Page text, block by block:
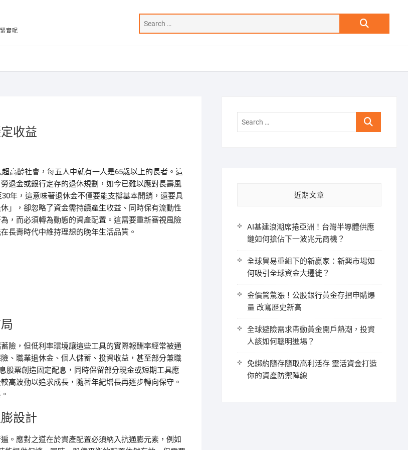
實呢
Search
收益
高齡社會，每五人中就有一人是65歲以上的長者。這
退金或銀行定存的退休規劃，如今已難以應對長壽風
年，這意味著退休金不僅要能支撐基本開銷，還要具
」，卻忽略了資金需持續產生收益、同時保有流動性
，而必須轉為動態的資產配置。這需要重新審視風險
長壽時代中維持理想的晚年生活品質。
險，但低利率環境讓這些工具的實際報酬率經常被通
、職業退休金、個人儲蓄、投資收益，甚至部分兼職
股票創造固定配息，同時保留部分現金或短期工具應
高波動以追求成長，隨著年紀增長再逐步轉向保守。
設計
。應對之道在於資產配置必須納入抗通膨元素，例如
Search
近期文章
AI基建浪潮席捲亞洲！台灣半導體供應
鏈如何搶佔下一波兆元商機？
全球貿易重組下的新贏家：新興市場如
何吸引全球資金大遷徙？
金價驚驚漲！公股銀行黃金存摺申購爆
量 改寫歷史新高
全球避險需求帶動黃金開戶熱潮，投資
人該如何聰明進場？
免綁約隨存隨取高利活存 靈活資金打造
你的資產防禦陣線